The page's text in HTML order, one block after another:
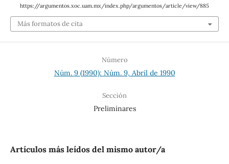
https://argumentos.xoc.uam.mx/index.php/argumentos/article/view/885
Más formatos de cita
Número
Núm. 9 (1990): Núm. 9, Abril de 1990
Sección
Preliminares
Artículos más leídos del mismo autor/a